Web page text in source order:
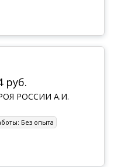
руб.
РОССИИ А.И.
Без опыта